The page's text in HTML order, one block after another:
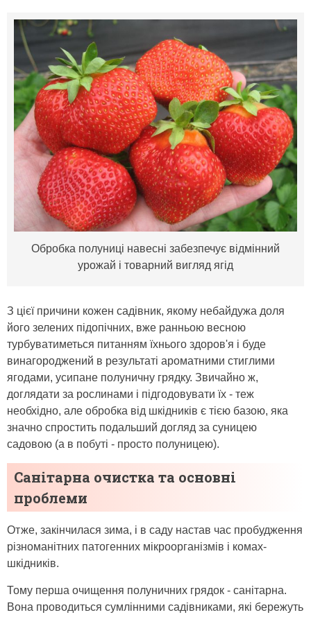
Обробка полуниці навесні забезпечує відмінний
урожай і товарний вигляд ягід
З цієї причини кожен садівник, якому небайдужа доля
його зелених підопічних, вже ранньою весною
турбуватиметься питанням їхнього здоров'я і буде
винагороджений в результаті ароматними стиглими
ягодами, усипане полуничну грядку. Звичайно ж,
доглядати за рослинами і підгодовувати їх - теж
необхідно, але обробка від шкідників є тією базою, яка
значно спростить подальший догляд за суницею
садовою (а в побуті - просто полуницею).
Санітарна очистка та основні
проблеми
Отже, закінчилася зима, і в саду настав час пробудження
різноманітних патогенних мікроорганізмів і комах-
шкідників.
Тому перша очищення полуничних грядок - санітарна.
Вона проводиться сумлінними садівниками, які бережуть